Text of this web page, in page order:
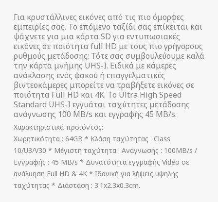
Για κρυστάλλινες εικόνες από τις πιο όμορφες
εμπειρίες σας. Το επόμενο ταξίδι σας επίκειται και
ψάχνετε για μια κάρτα SD για εντυπωσιακές
εικόνες σε ποιότητα full HD με τους πιο γρήγορους
ρυθμούς μετάδοσης; Τότε σας συμβουλεύουμε καλά
την κάρτα μνήμης UHS-I. Ειδικά με κάμερες
ανάκλασης ενός φακού ή επαγγελματικές
βιντεοκάμερες μπορείτε να τραβήξετε εικόνες σε
ποιότητα Full HD και 4K. Το Ultra High Speed ​​
Standard UHS-I εγγυάται ταχύτητες μετάδοσης
ανάγνωσης 100 MB/s και εγγραφής 45 MB/s.
Χαρακτηριστικά προϊόντος:
Xωρητικότητα : 64GB * Κλάση ταχύτητας : Class
10/U3/V30 * Μέγιστη ταχύτητα : Ανάγνωσής : 100MB/s /
Eγγραφής : 45 MB/s * Δυνατότητα εγγραφής Video σε
ανάλυηση Full HD & 4K * Ιδανική για λήψεις υψηλής
ταχύτητας * Διάσταση : 3.1x2.3x0.3cm.